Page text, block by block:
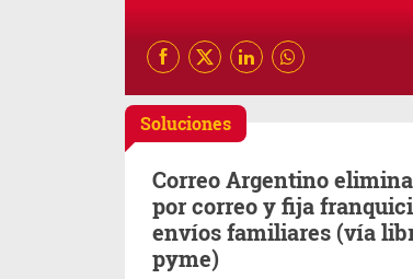
Soluciones
Correo Argentino
por correo y fija
envíos familiares (vía
pyme)